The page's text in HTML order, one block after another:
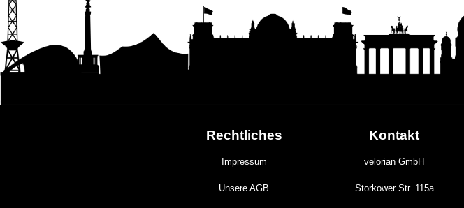
Rechtliches
Impressum
Unsere AGB
Kontakt
velorian GmbH
Storkower Str. 115a